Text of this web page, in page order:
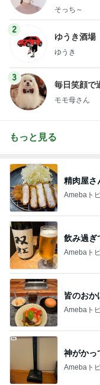
献立
そっち～
2
ゆうき酒場
ゆうき
3
毎日笑顔で
モモ母さん
もっと見る
精肉屋さ
Amebaト
飲み過ぎ
Amebaト
皆のおか
Amebaト
神がかっ
Amebaト